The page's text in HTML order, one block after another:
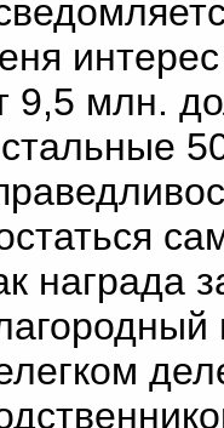
9,5 млн.
награда